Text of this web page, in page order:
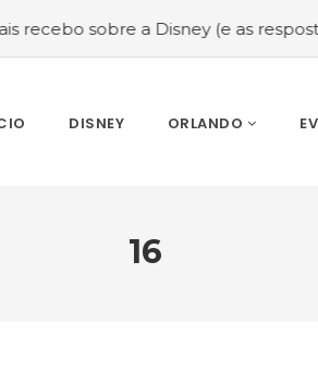
a Disney (e as respostas mais
DISNEY ORLANDO
16